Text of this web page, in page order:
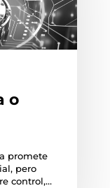
o
promete
pero
control,…